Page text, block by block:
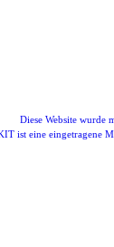
Diese Website wurde
ist eine eingetragene